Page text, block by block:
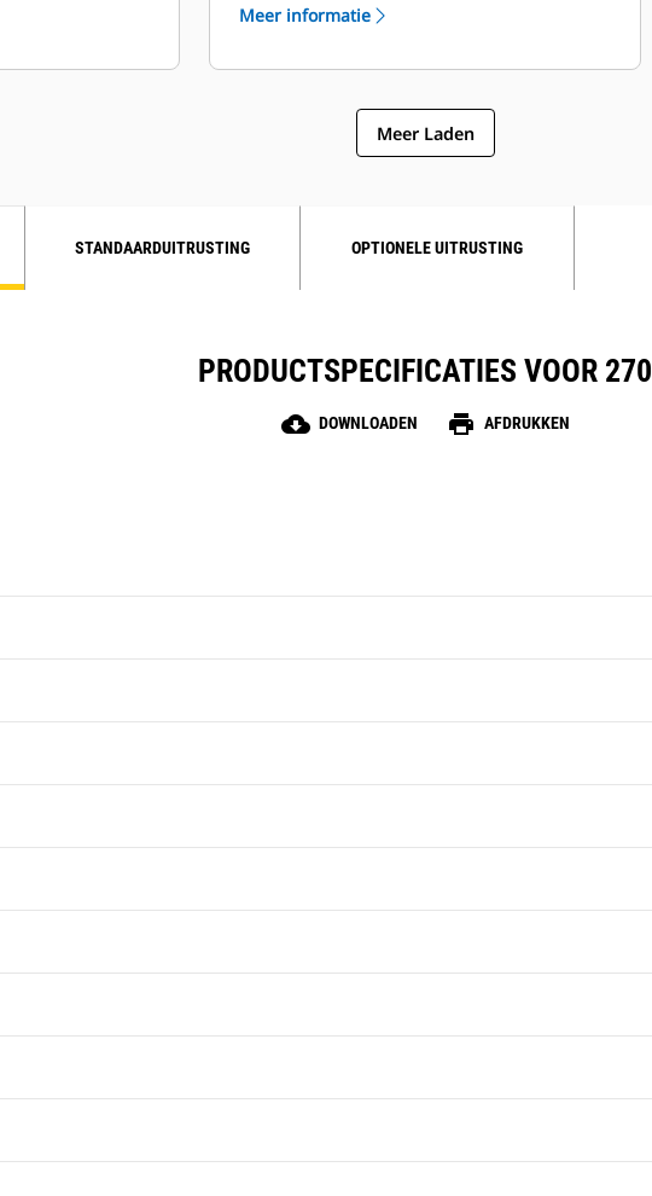
Meer informatie
Meer Laden
STANDAARDUITRUSTING OPTIONELE UITRUSTING
PRODUCTSPECIFICATIES VOOR 270
cloud_download DOWNLOADEN print AFDRUKKEN